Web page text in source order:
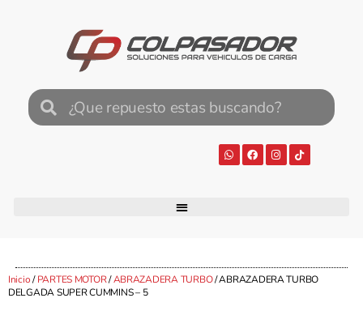
Inicio/PARTES MOTOR/ABRAZADERA TURBO/ ABRAZADERA TURBO
DELGADA SUPER CUMMINS – 5